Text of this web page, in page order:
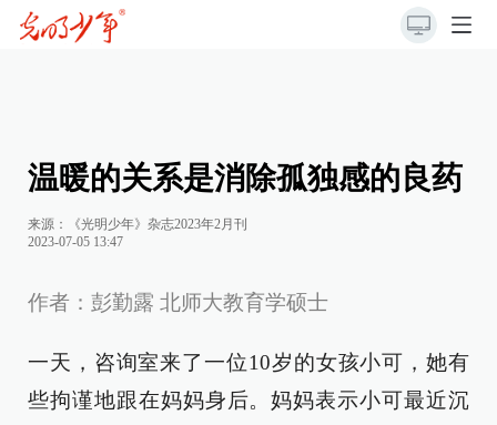
温暖的关系是消除孤独感的良药
来源：《光明少年》杂志2023年2月刊
2023-07-05 13:47
作者：彭勤露 北师大教育学硕士
一天，咨询室来了一位10岁的女孩小可，她有
些拘谨地跟在妈妈身后。妈妈表示小可最近沉